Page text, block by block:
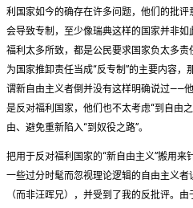
利国家如今的确存在许多问题，他们的批
会导致专制，至少像瑞典这样的国家并非
福利太多所致，都是公民要求国家负太多
为国家推卸责任当成“反专制”的主要内容
谓新自由主义者倒并没有这样明确说过——
是反对福利国家，他们也不太考虑“到自由
由、避免重新陷入“到奴役之路”。
把用于反对福利国家的“新自由主义”搬用
一些过分时髦而忽视理论逻辑的自由主义
（而非汪晖兄），并受到了我的反批评。